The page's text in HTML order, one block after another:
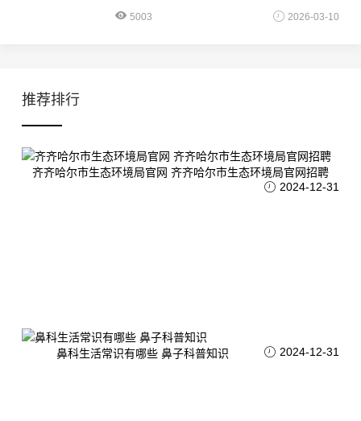
5003 2026-03-10
推荐排行
齐齐哈尔市生态环境局官网 齐齐哈尔市生态环境局官网招聘
2024-12-31
鼻科生活常识有哪些 鼻子科普知识 2024-12-31